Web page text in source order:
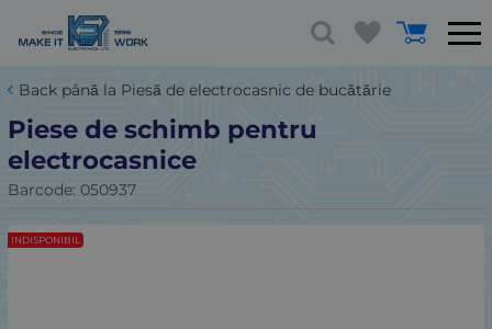
Back până la Piesă de electrocasnic de bucătărie
Piese de schimb pentru
electrocasnice
Barcode: 050937
INDISPONIBIL